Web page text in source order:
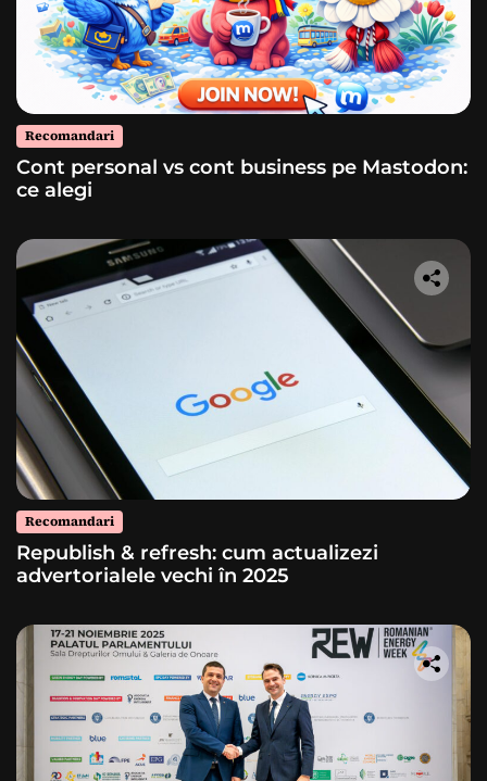
Recomandari
Cont personal vs cont business pe Mastodon:
ce alegi
Recomandari
Republish & refresh: cum actualizezi
advertorialele vechi în 2025